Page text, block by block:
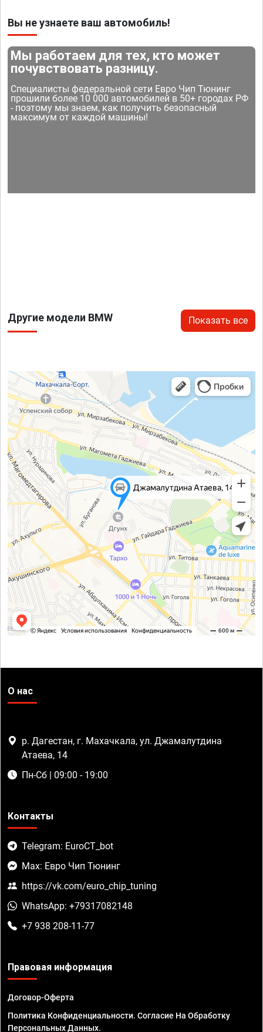
Вы не узнаете ваш автомобиль!
Мы работаем для тех, кто может
почувствовать разницу.
Специалисты федеральной сети Евро Чип Тюнинг
прошили более 10 000 автомобилей в 50+ городах РФ
- поэтому мы знаем, как получить безопасный
максимум от каждой машины!
Другие модели BMW Показать все
О нас
р. Дагестан, г. Махачкала, ул. Джамалутдина
Атаева, 14
Пн-Сб | 09:00 - 19:00
Контакты
Telegram: EuroCT_bot
Max: Евро Чип Тюнинг
https://vk.com/euro_chip_tuning
WhatsApp: +79317082148
+7 938 208-11-77
Правовая информация
Договор-Оферта
Политика Конфиденциальности. Согласие На Обработку
Персональных Данных.